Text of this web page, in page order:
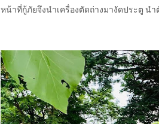
หน้าที่กู้ภัยจึงนำเครื่องตัดถ่างมางัดประตู นำ